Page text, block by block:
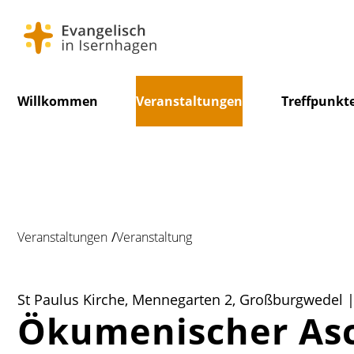
überspringen
Willkommen Veranstaltungen
Veranstaltungen Veranstaltung
St Paulus Kirche, Mennegarten 2, Großburgwedel
Ökumenischer